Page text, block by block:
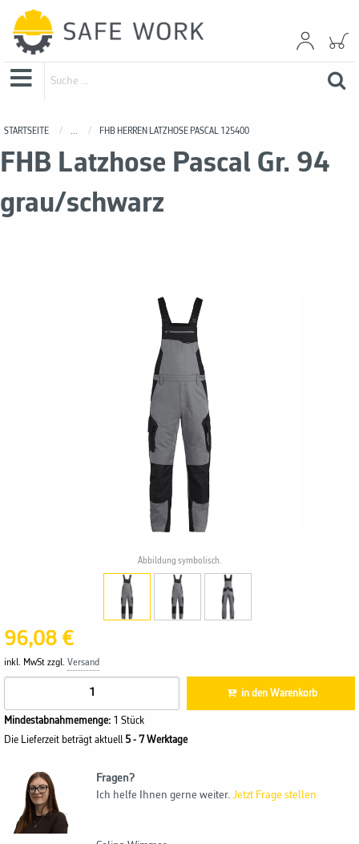
STARTSEITE ... FHB HERREN LATZHOSE PASCAL 125400
FHB Latzhose Pascal Gr. 94
grau/schwarz
Abbildung symbolisch.
96,08 €
inkl. MwSt zzgl. Versand
in den Warenkorb
Mindestabnahmemenge:
1 Stück
Die Lieferzeit beträgt aktuell 5 - 7 Werktage
Fragen?
Ich helfe Ihnen gerne weiter. Jetzt Frage stellen